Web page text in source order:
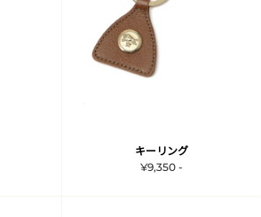
キーリング
¥9,350 -